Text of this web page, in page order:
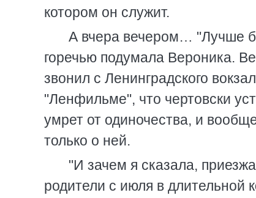
котором он служит.
А вчера вечером… "Лучше
горечью подумала Вероника.
звонил с Ленинградского
"Ленфильме", что чертовски
умрет от одиночества, и
только о ней.
"И зачем я сказала,
родители с июля в длительной